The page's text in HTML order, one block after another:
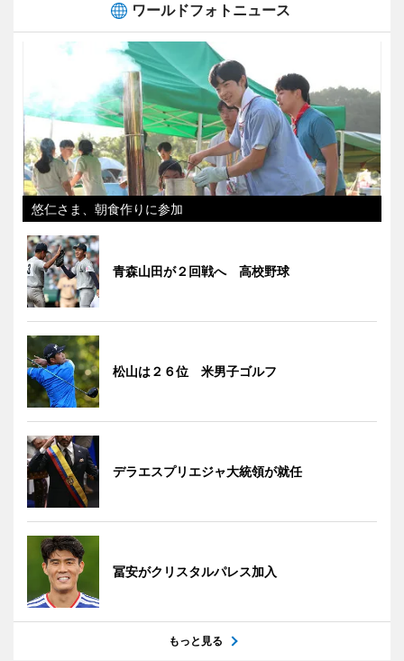
ワールドフォトニュース
悠仁さま、朝食作りに参加
青森山田が２回戦へ 高校野球
松山は２６位 米男子ゴルフ
デラエスプリエジャ大統領が就任
冨安がクリスタルパレス加入
もっと見る